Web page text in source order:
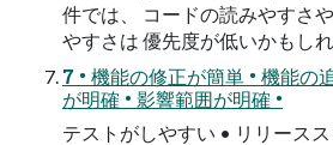
件では、 コードの読みやすさ
やすさは 優先度が低いかもし
7 • 機能の修正が簡単 • 機能の
が明確 • 影響範囲が明確 •
テストがしやすい • リリース